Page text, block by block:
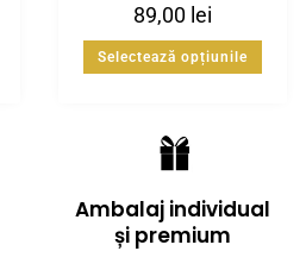
89,00 lei
Selectează opțiunile
Ambalaj individual
și premium